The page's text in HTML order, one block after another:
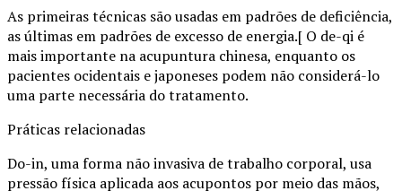
As primeiras técnicas são usadas em padrões de deficiência,
as últimas em padrões de excesso de energia.[ O de-qi é
mais importante na acupuntura chinesa, enquanto os
pacientes ocidentais e japoneses podem não considerá-lo
uma parte necessária do tratamento.
Práticas relacionadas
Do-in, uma forma não invasiva de trabalho corporal, usa
pressão física aplicada aos acupontos por meio das mãos,